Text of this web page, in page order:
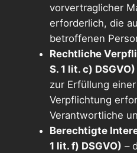
vorvertraglicher
erforderlich, die
betroffenen
Rechtliche
S. 1 lit. c) DSGVO)
zur Erfüllung
Verpflichtung
Verantwortliche
Berechtigte
1 lit. f) DSGVO) –